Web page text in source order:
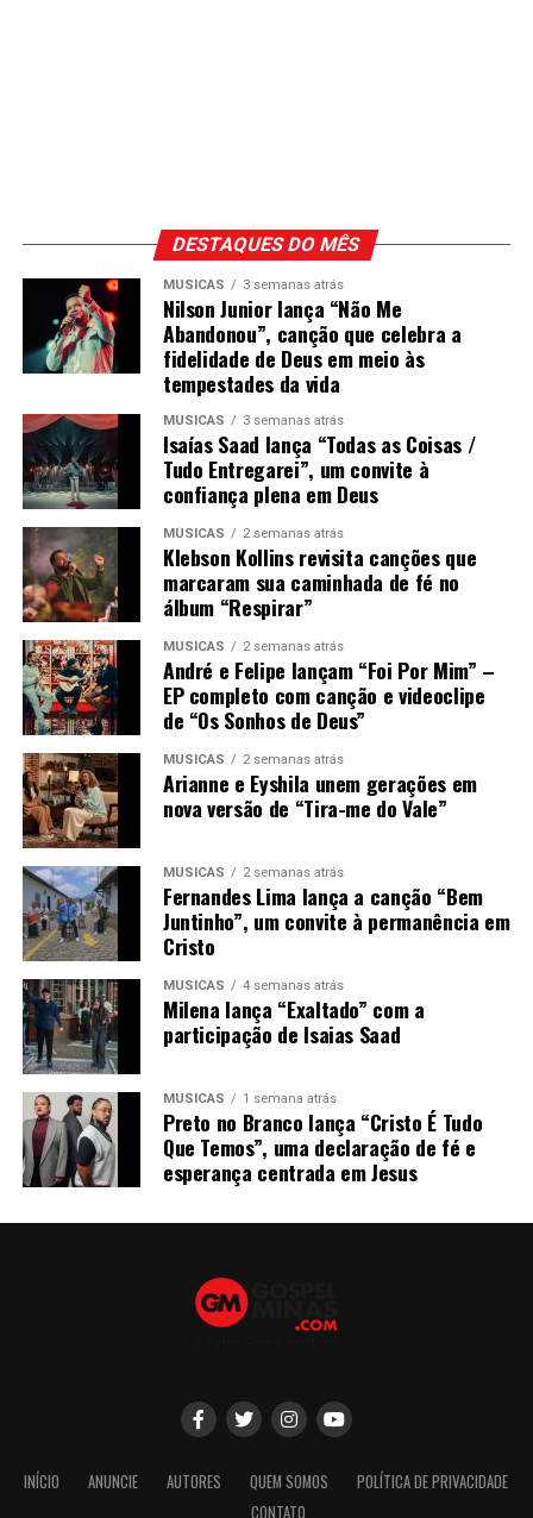
DESTAQUES DO MÊS
MÚSICAS 3 semanas atrás
Nilson Junior lança “Não Me
Abandonou”, canção que celebra a
fidelidade de Deus em meio às
tempestades da vida
MÚSICAS 3 semanas atrás
Isaías Saad lança “Todas as Coisas /
Tudo Entregarei”, um convite à
confiança plena em Deus
MÚSICAS 2 semanas atrás
Klebson Kollins revisita canções que
marcaram sua caminhada de fé no
álbum “Respirar”
MÚSICAS 2 semanas atrás
André e Felipe lançam “Foi Por Mim” –
EP completo com canção e videoclipe
de “Os Sonhos de Deus”
MÚSICAS 2 semanas atrás
Arianne e Eyshila unem gerações em
nova versão de “Tira-me do Vale”
MÚSICAS 2 semanas atrás
Fernandes Lima lança a canção “Bem
Juntinho”, um convite à permanência em
Cristo
MÚSICAS 4 semanas atrás
Milena lança “Exaltado” com a
participação de Isaias Saad
MÚSICAS 1 semana atrás
Preto no Branco lança “Cristo É Tudo
Que Temos”, uma declaração de fé e
esperança centrada em Jesus
INÍCIO ANUNCIE AUTORES QUEM SOMOS
POLÍTICA DE PRIVACIDADE
CONTATO